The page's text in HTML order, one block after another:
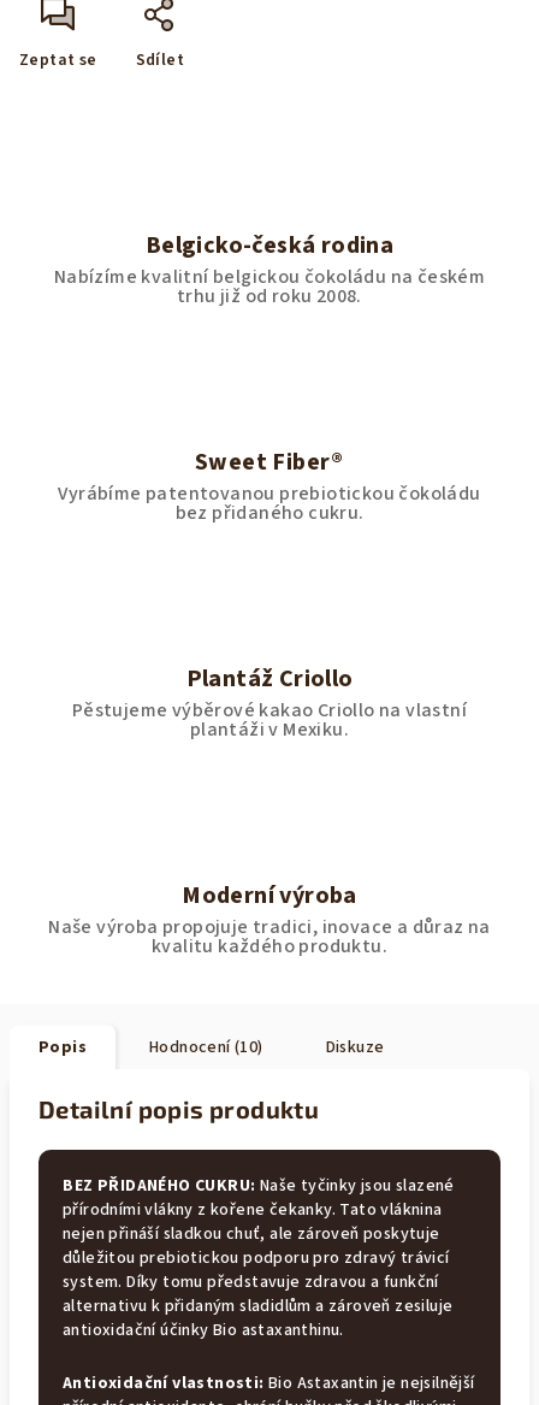
Zeptat se Sdílet
Belgicko-česká rodina
Nabízíme kvalitní belgickou čokoládu na českém
trhu již od roku 2008.
Sweet Fiber®
Vyrábíme patentovanou prebiotickou čokoládu
bez přidaného cukru.
Plantáž Criollo
Pěstujeme výběrové kakao Criollo na vlastní
plantáži v Mexiku.
Moderní výroba
Naše výroba propojuje tradici, inovace a důraz na
kvalitu každého produktu.
Popis Hodnocení (10) Diskuze
Detailní popis produktu
⁠BEZ PŘIDANÉHO CUKRU: Naše tyčinky jsou slazené
přírodními vlákny z kořene čekanky. Tato vláknina
nejen přináší sladkou chuť, ale zároveň poskytuje
důležitou prebiotickou podporu pro zdravý trávicí
system. Díky tomu představuje zdravou a funkční
alternativu k přidaným sladidlům a zároveň zesiluje
antioxidační účinky Bio astaxanthinu.
Antioxidační vlastnosti: Bio Astaxantin je nejsilnější